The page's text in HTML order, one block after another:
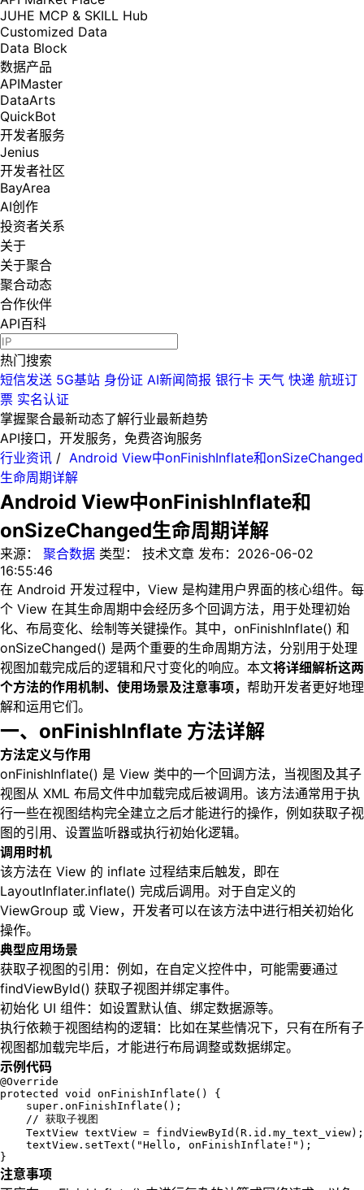
JUHE MCP & SKILL Hub
Customized Data
Data Block
数据产品
APIMaster
DataArts
QuickBot
开发者服务
Jenius
开发者社区
BayArea
AI创作
投资者关系
关于
关于聚合
聚合动态
合作伙伴
API百科
热门搜索
短信发送 5G基站 身份证 AI新闻简报 银行卡 天气 快递 航班订
票 实名认证
掌握聚合最新动态了解行业最新趋势
API接口，开发服务，免费咨询服务
行业资讯 / Android View中onFinishInflate和onSizeChanged
生命周期详解
Android View中onFinishInflate和
onSizeChanged生命周期详解
来源： 聚合数据 类型： 技术文章 发布： 2026-06-02
16:55:46
在 Android 开发过程中，View 是构建用户界面的核心组件。每
个 View 在其生命周期中会经历多个回调方法，用于处理初始
化、布局变化、绘制等关键操作。其中，onFinishInflate() 和
onSizeChanged() 是两个重要的生命周期方法，分别用于处理
视图加载完成后的逻辑和尺寸变化的响应。本文将详细解析这两
个方法的作用机制、使用场景及注意事项， 帮助开发者更好地理
解和运用它们。
一、onFinishInflate 方法详解
方法定义与作用
onFinishInflate() 是 View 类中的一个回调方法，当视图及其子
视图从 XML 布局文件中加载完成后被调用。该方法通常用于执
行一些在视图结构完全建立之后才能进行的操作，例如获取子视
图的引用、设置监听器或执行初始化逻辑。
调用时机
该方法在 View 的 inflate 过程结束后触发，即在
LayoutInflater.inflate() 完成后调用。对于自定义的
ViewGroup 或 View，开发者可以在该方法中进行相关初始化
操作。
典型应用场景
获取子视图的引用：例如，在自定义控件中，可能需要通过
findViewById() 获取子视图并绑定事件。
初始化 UI 组件：如设置默认值、绑定数据源等。
执行依赖于视图结构的逻辑：比如在某些情况下，只有在所有子
视图都加载完毕后，才能进行布局调整或数据绑定。
示例代码
@Override
protected void onFinishInflate() {
super.onFinishInflate();
// 获取子视图
TextView textView = findViewById(R.id.my_text_view);
textView.setText("Hello, onFinishInflate!");
}
注意事项